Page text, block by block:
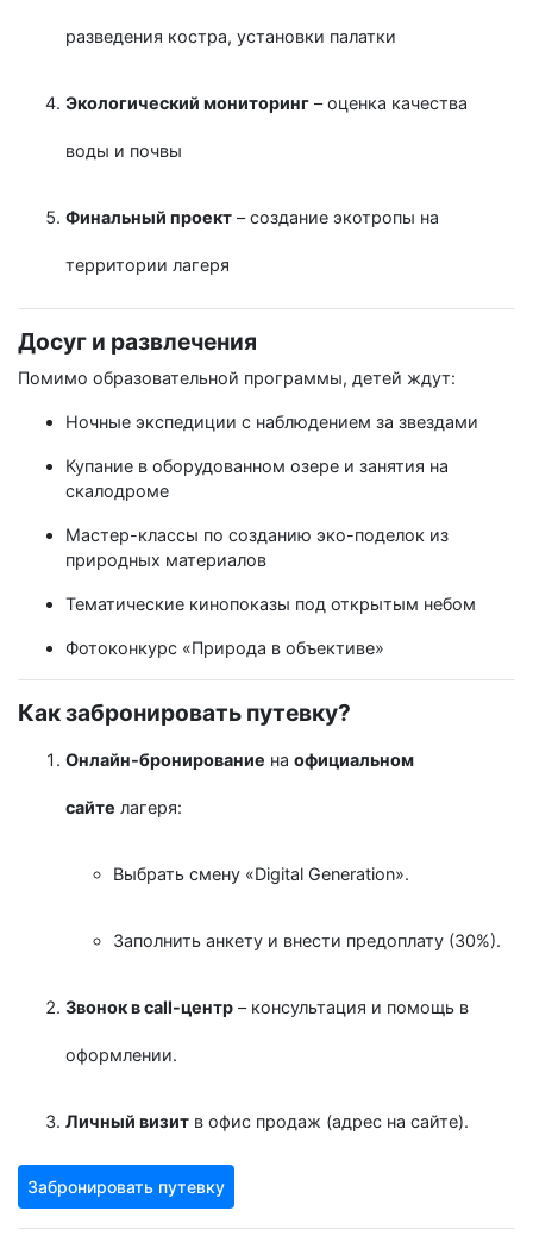
разведения костра, установки палатки
Экологический мониторинг – оценка качества
воды и почвы
Финальный проект – создание экотропы на
территории лагеря
Досуг и развлечения
Помимо образовательной программы, детей ждут:
Ночные экспедиции с наблюдением за звездами
Купание в оборудованном озере и занятия на
скалодроме
Мастер-классы по созданию эко-поделок из
природных материалов
Тематические кинопоказы под открытым небом
Фотоконкурс «Природа в объективе»
Как забронировать путевку?
Онлайн-бронирование на официальном
сайте лагеря:
Выбрать смену «Digital Generation».
Заполнить анкету и внести предоплату (30%).
Звонок в call-центр – консультация и помощь в
оформлении.
Личный визит в офис продаж (адрес на сайте).
Забронировать путевку